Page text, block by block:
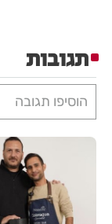
תגובות
הוסיפו תגובה